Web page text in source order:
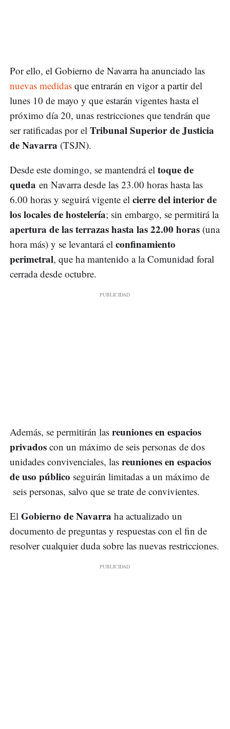
Por ello, el Gobierno de Navarra ha anunciado las
nuevas medidas que entrarán en vigor a partir del
lunes 10 de mayo y que estarán vigentes hasta el
próximo día 20, unas restricciones que tendrán que
ser ratificadas por el Tribunal Superior de Justicia
de Navarra (TSJN).
Desde este domingo, se mantendrá el toque de
queda en Navarra desde las 23.00 horas hasta las
6.00 horas y seguirá vigente el cierre del interior de
los locales de hostelería; sin embargo, se permitirá la
apertura de las terrazas hasta las 22.00 horas (una
hora más) y se levantará el confinamiento
perimetral, que ha mantenido a la Comunidad foral
cerrada desde octubre.
Además, se permitirán las reuniones en espacios
privados con un máximo de seis personas de dos
unidades convivenciales, las reuniones en espacios
de uso público seguirán limitadas a un máximo de
seis personas, salvo que se trate de convivientes.
El Gobierno de Navarra ha actualizado un
documento de preguntas y respuestas con el fin de
resolver cualquier duda sobre las nuevas restricciones.